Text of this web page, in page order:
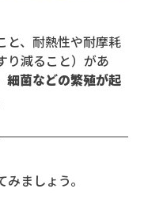
と、耐熱性や耐摩耗
り減ること）があ
細菌などの繁殖が起
ましょう。